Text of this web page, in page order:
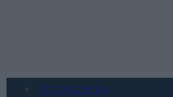
Urządzenia